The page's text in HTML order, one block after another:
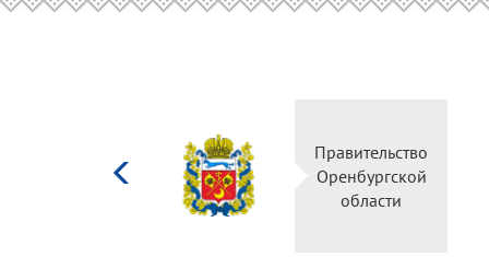
культуры
Российской
Правительство
Оренбургской
области